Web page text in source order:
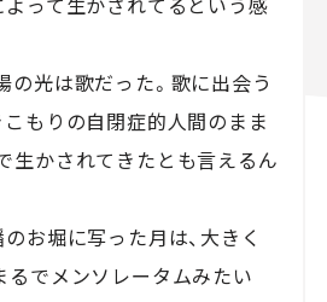
光は歌だった。歌に出会う
こもりの自閉症的人間のまま
生かされてきたとも言えるん
お堀に写った月は、大きく
るでメンソレータムみたい